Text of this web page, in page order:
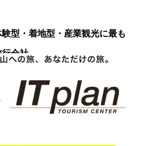
験型・着地型・産業観光に最も
会社